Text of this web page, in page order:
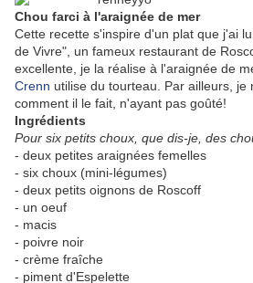
Chou farci à l'araignée de mer
Cette recette s'inspire d'un plat que j'ai
de Vivre", un fameux restaurant de
excellente, je la réalise à l'araignée de
Crenn utilise du tourteau. Par ailleurs, je
comment il le fait, n'ayant pas goûté!
Ingrédients
Pour six petits choux, que dis-je, des
- deux petites araignées femelles
- six choux (mini-légumes)
- deux petits oignons de Roscoff
- un oeuf
- macis
- poivre noir
- crème fraîche
- piment d'Espelette